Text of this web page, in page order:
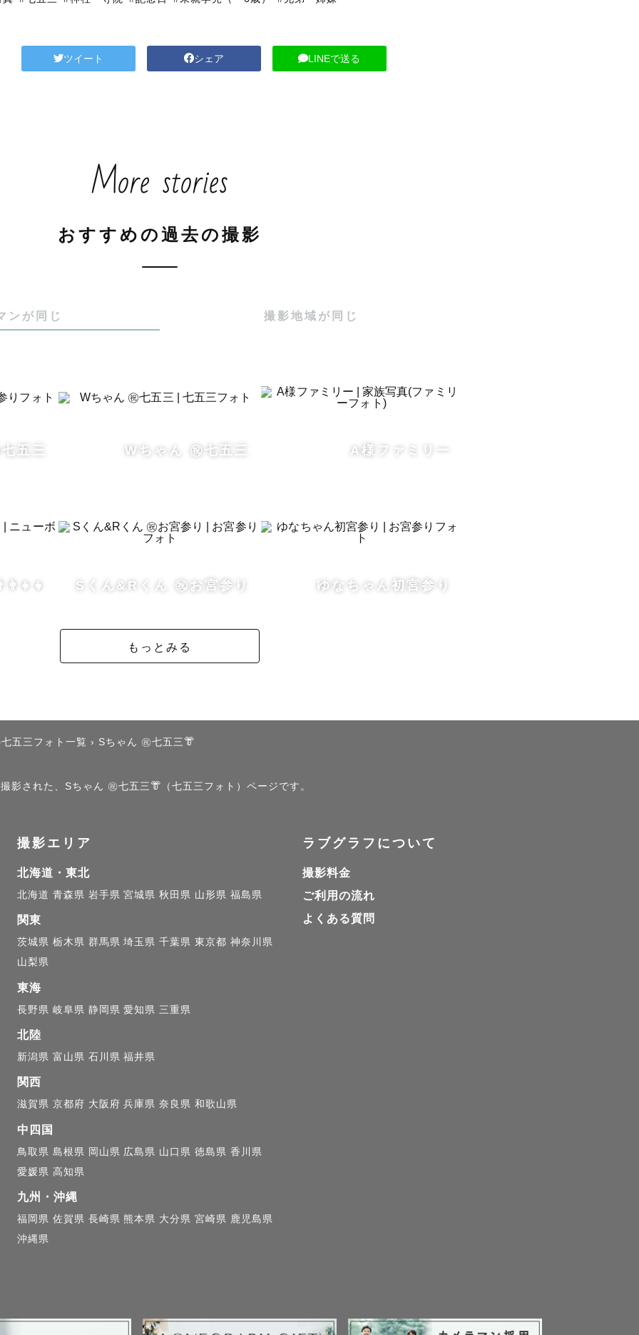
ツイート シェア LINEで送る
More stories
おすすめの過去の撮影
ンが同じ 撮影地域が同じ
五三 Wちゃん ㊗️七五三 A様ファミリー
Sくん&Rくん ㊗️お宮参り ゆなちゃん初宮参り
もっとみる
五三フォト一覧 › Sちゃん ㊗️七五三👘
された、Sちゃん ㊗️七五三👘（七五三フォト）ページです。
撮影エリア
北海道・東北
北海道 青森県 岩手県 宮城県 秋田県 山形県 福島県
関東
茨城県 栃木県 群馬県 埼玉県 千葉県 東京都 神奈川県
山梨県
東海
長野県 岐阜県 静岡県 愛知県 三重県
北陸
新潟県 富山県 石川県 福井県
関西
滋賀県 京都府 大阪府 兵庫県 奈良県 和歌山県
中四国
鳥取県 島根県 岡山県 広島県 山口県 徳島県 香川県
愛媛県 高知県
九州・沖縄
福岡県 佐賀県 長崎県 熊本県 大分県 宮崎県 鹿児島県
沖縄県
ラブグラフについて
撮影料金
ご利用の流れ
よくある質問